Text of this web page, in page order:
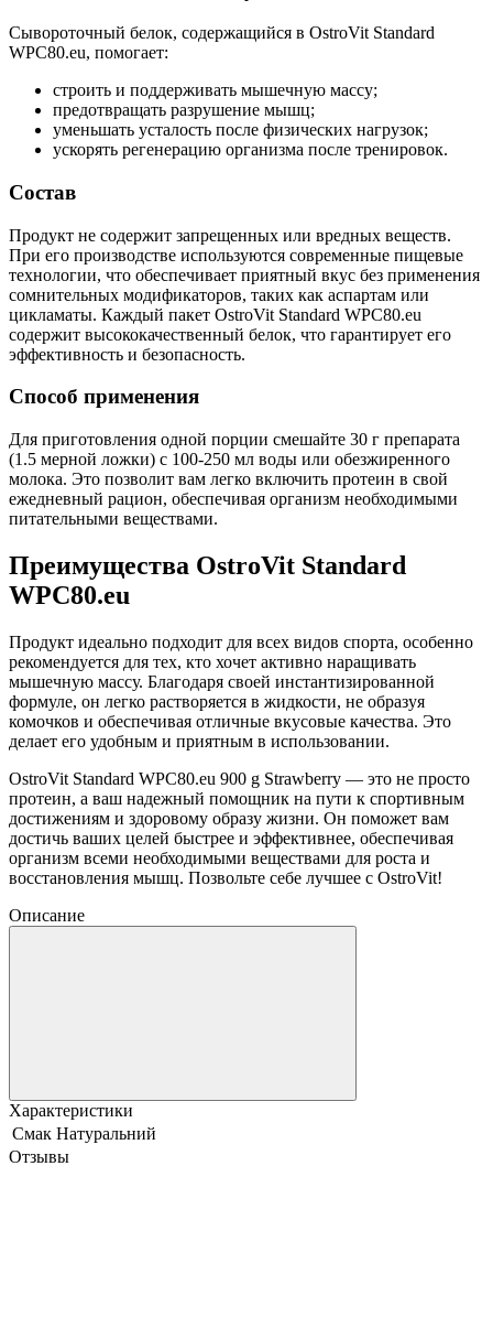
Сывороточный белок, содержащийся в OstroVit Standard
WPC80.eu, помогает:
строить и поддерживать мышечную массу;
предотвращать разрушение мышц;
уменьшать усталость после физических нагрузок;
ускорять регенерацию организма после тренировок.
Состав
Продукт не содержит запрещенных или вредных веществ.
При его производстве используются современные пищевые
технологии, что обеспечивает приятный вкус без применения
сомнительных модификаторов, таких как аспартам или
цикламаты. Каждый пакет OstroVit Standard WPC80.eu
содержит высококачественный белок, что гарантирует его
эффективность и безопасность.
Способ применения
Для приготовления одной порции смешайте 30 г препарата
(1.5 мерной ложки) с 100-250 мл воды или обезжиренного
молока. Это позволит вам легко включить протеин в свой
ежедневный рацион, обеспечивая организм необходимыми
питательными веществами.
Преимущества OstroVit Standard
WPC80.eu
Продукт идеально подходит для всех видов спорта, особенно
рекомендуется для тех, кто хочет активно наращивать
мышечную массу. Благодаря своей инстантизированной
формуле, он легко растворяется в жидкости, не образуя
комочков и обеспечивая отличные вкусовые качества. Это
делает его удобным и приятным в использовании.
OstroVit Standard WPC80.eu 900 g Strawberry — это не просто
протеин, а ваш надежный помощник на пути к спортивным
достижениям и здоровому образу жизни. Он поможет вам
достичь ваших целей быстрее и эффективнее, обеспечивая
организм всеми необходимыми веществами для роста и
восстановления мышц. Позвольте себе лучшее с OstroVit!
Описание
Характеристики
Смак Натуральний
Отзывы